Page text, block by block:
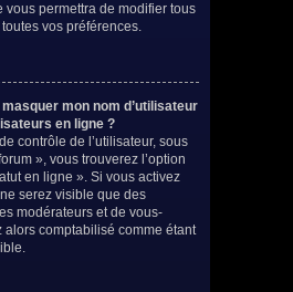
vous permettra de modifier tous
vos préférences.
mon nom d’utilisateur
en ligne ?
contrôle de l’utilisateur, sous
», vous trouverez l’option
en ligne ». Si vous activez
serez visible que des
modérateurs et de vous-
alors comptabilisé comme étant